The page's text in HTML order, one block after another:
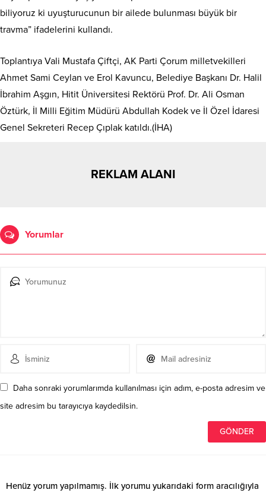
biliyoruz ki uyuşturucunun bir ailede bulunması büyük bir
travma” ifadelerini kullandı.
Toplantıya Vali Mustafa Çiftçi, AK Parti Çorum milletvekilleri
Ahmet Sami Ceylan ve Erol Kavuncu, Belediye Başkanı Dr. Halil
İbrahim Aşgın, Hitit Üniversitesi Rektörü Prof. Dr. Ali Osman
Öztürk, İl Milli Eğitim Müdürü Abdullah Kodek ve İl Özel İdaresi
Genel Sekreteri Recep Çıplak katıldı.(İHA)
REKLAM ALANI
Yorumlar
Daha sonraki yorumlarımda kullanılması için adım, e-posta adresim ve
site adresim bu tarayıcıya kaydedilsin.
Henüz yorum yapılmamış. İlk yorumu yukarıdaki form aracılığıyla